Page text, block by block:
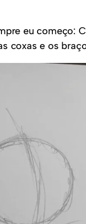
eu começo:
coxas e os